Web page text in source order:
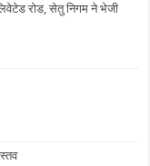
रोड, सेतु निगम ने भेजी